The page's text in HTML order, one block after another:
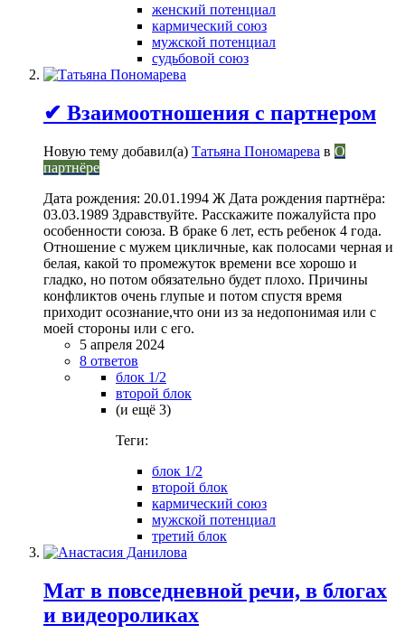
женский потенциал
кармический союз
мужской потенциал
судьбовой союз
✔ Взаимоотношения с партнером
Новую тему добавил(а) Татьяна Пономарева в О
партнёре
Дата рождения: 20.01.1994 Ж Дата рождения партнёра:
03.03.1989 Здравствуйте. Расскажите пожалуйста про
особенности союза. В браке 6 лет, есть ребенок 4 года.
Отношение с мужем цикличные, как полосами черная и
белая, какой то промежуток времени все хорошо и
гладко, но потом обязательно будет плохо. Причины
конфликтов очень глупые и потом спустя время
приходит осознание,что они из за недопонимая или с
моей стороны или с его.
5 апреля 2024
8 ответов
блок 1/2
второй блок
(и ещё 3)
Теги:
блок 1/2
второй блок
кармический союз
мужской потенциал
третий блок
Мат в повседневной речи, в блогах
и видеороликах